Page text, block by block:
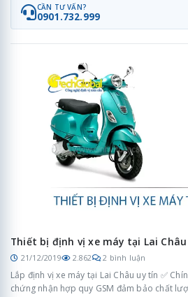
CẦN TƯ VẤN?
0901.732.999
Thiết bị định vị xe máy tại Lai Châu
21/12/2019 2.862 2 bình luận
Lắp định vị xe máy tại Lai Châu uy tín ✅
chứng nhận hợp quy GSM đảm bảo chất